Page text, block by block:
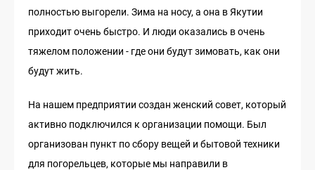
полностью выгорели. Зима на носу, а она в Якутии
приходит очень быстро. И люди оказались в очень
тяжелом положении - где они будут зимовать, как они
будут жить.
На нашем предприятии создан женский совет, который
активно подключился к организации помощи. Был
организован пункт по сбору вещей и бытовой техники
для погорельцев, которые мы направили в